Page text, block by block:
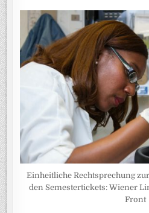
Einheitliche Rechtsprechung
den Semestertickets: Wiener
Front